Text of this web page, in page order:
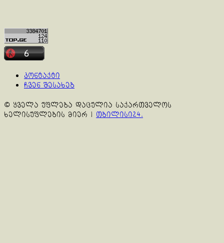
კონტაქტი
ჩვენ შესახებ
© ყველა უფლება დაცულია საქართველოს
ხელისუფლების მიერ | თბილისი24.